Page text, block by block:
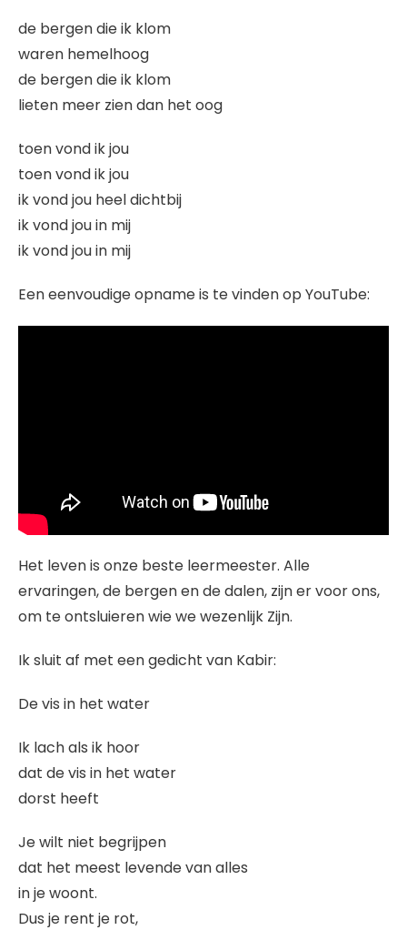
de bergen die ik klom
waren hemelhoog
de bergen die ik klom
lieten meer zien dan het oog
toen vond ik jou
toen vond ik jou
ik vond jou heel dichtbij
ik vond jou in mij
ik vond jou in mij
Een eenvoudige opname is te vinden op YouTube:
Het leven is onze beste leermeester. Alle
ervaringen, de bergen en de dalen, zijn er voor ons,
om te ontsluieren wie we wezenlijk Zijn.
Ik sluit af met een gedicht van Kabir:
De vis in het water
Ik lach als ik hoor
dat de vis in het water
dorst heeft
Je wilt niet begrijpen
dat het meest levende van alles
in je woont.
Dus je rent je rot,